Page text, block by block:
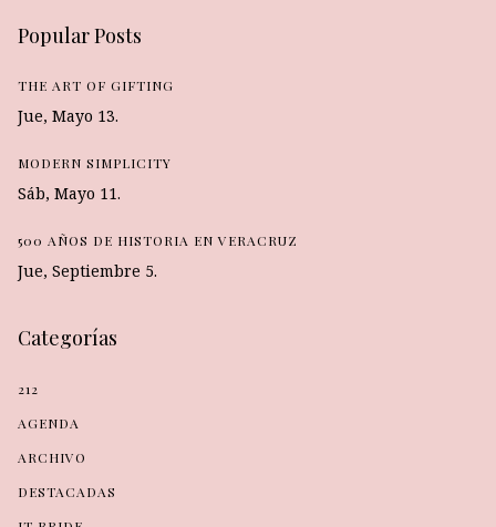
Popular Posts
THE ART OF GIFTING
Jue, Mayo 13.
MODERN SIMPLICITY
Sáb, Mayo 11.
500 AÑOS DE HISTORIA EN VERACRUZ
Jue, Septiembre 5.
Categorías
212
AGENDA
ARCHIVO
DESTACADAS